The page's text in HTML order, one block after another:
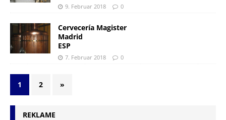
9. Februar 2018 0
Cervecería Magister
Madrid
ESP
7. Februar 2018 0
1 2 »
REKLAME